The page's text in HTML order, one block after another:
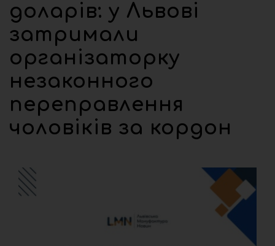
доларів: у Львові
затримали
організаторку
незаконного
переправлення
чоловіків за кордон